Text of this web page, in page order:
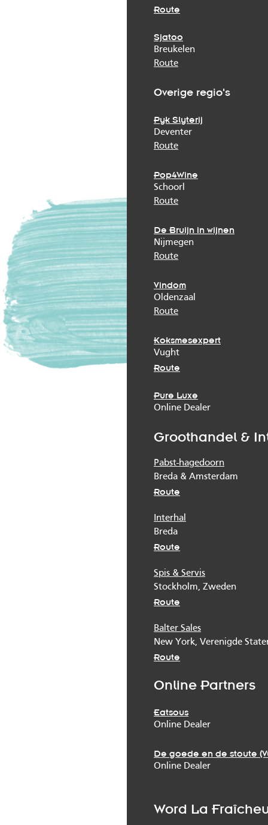
Route
Sjatoo
Breukelen
Route
Overige regio's
Pyk Slyterij
Deventer
Route
Pop4Wine
Schoorl
Route
De Bruijn in wijnen
Nijmegen
Route
Vindom
Oldenzaal
Route
Koksmesexpert
Vught
Route
Pure Luxe
Online Dealer
Groothandel &
Pabst-hagedoorn
Breda & Amsterdam
Route
Interhal
Breda
Route
Spis & Servis
Stockholm, Zweden
Route
Balter Sales
New York, Verenigde
Route
Online Partners
Eatsous
Online Dealer
De goede en de stoute
Online Dealer
Word La